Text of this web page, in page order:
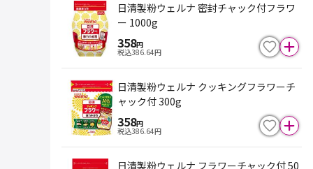
日清製粉ウェルナ 密封チャック付フラワ
ー 1000g
358円
税込386.64円
日清製粉ウェルナ クッキングフラワーチ
ャック付 300g
358円
税込386.64円
日清製粉ウェルナ フラワーチャック付 50